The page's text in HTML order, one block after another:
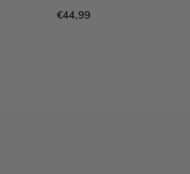
€44,99